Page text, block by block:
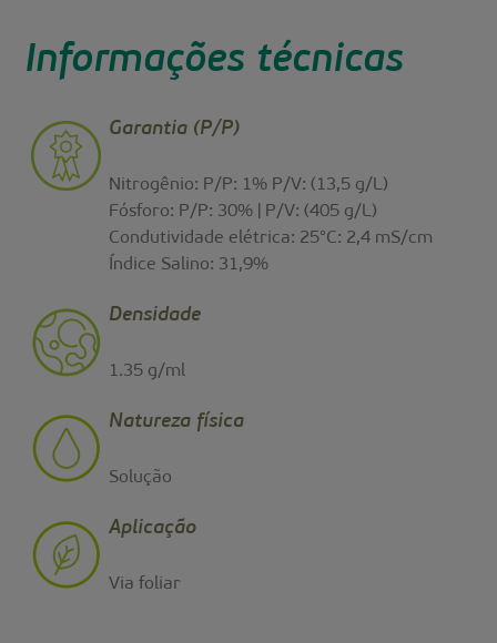
Informações técnicas
Garantia (P/P)
Nitrogênio: P/P: 1% P/V: (13,5 g/L)
Fósforo: P/P: 30% | P/V: (405 g/L)
Condutividade elétrica: 25°C: 2,4 mS/cm
Índice Salino: 31,9%
Densidade
1.35 g/ml
Natureza física
Solução
Aplicação
Via foliar